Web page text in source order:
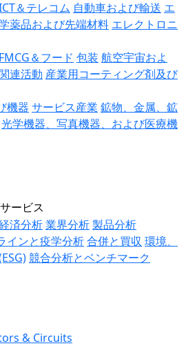
＆テレコム 自動車および輸送 エ
薬品および先端材料 エレクトロニ
FMCG＆フード 包装 航空宇宙およ
連活動 産業用コーティング剤及び
機器 サービス産業 鉱物、金属、鉱
光学機器、写真機器、および医療機
ービス
済分析業界分析製品分析
インと疫学分析合併と買収 環境、
競合分析とベンチマーク
& Circuits